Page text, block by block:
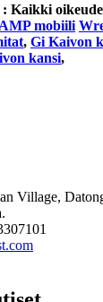
Kaikki
AMP mobiili
, Gi Kaivon
kansi,
Village,